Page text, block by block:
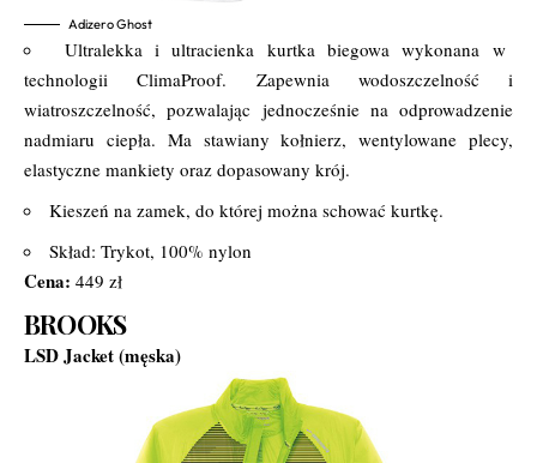
Adizero Ghost
Ultralekka i ultracienka kurtka biegowa wykonana w
technologii ClimaProof. Zapewnia wodoszczelność i
wiatroszczelność, pozwalając jednocześnie na odprowadzenie
nadmiaru ciepła. Ma stawiany kołnierz, wentylowane plecy,
elastyczne mankiety oraz dopasowany krój.
Kieszeń na zamek, do której można schować kurtkę.
Skład: Trykot, 100% nylon
Cena: 449 zł
BROOKS
LSD Jacket (męska)